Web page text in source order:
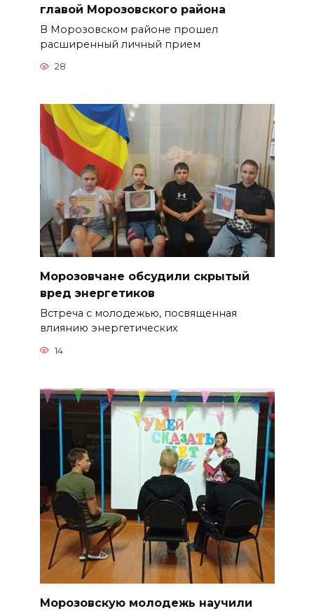
главой Морозовского района
В Морозовском районе прошел
расширенный личный прием
28
Морозовчане обсудили скрытый
вред энергетиков
Встреча с молодежью, посвященная
влиянию энергетических
14
Морозовскую молодежь научили